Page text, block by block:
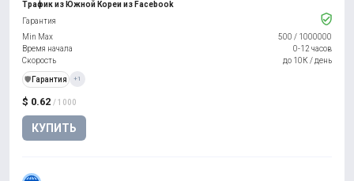
Трафик из Южной Кореи из Facebook
$ 0.62 / 1000
КУПИТЬ
Гарантия
Min Max
500 / 1000000
Время начала
0-12 часов
Скорость
до 10К / день
️🛡️ Гарантия +1